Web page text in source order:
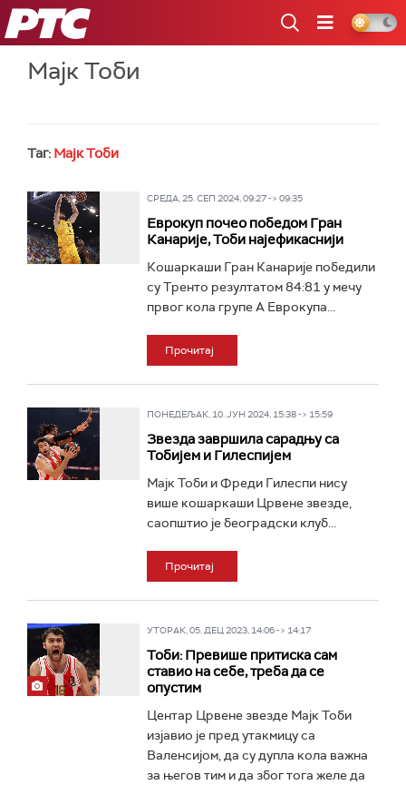
РТС
Мајк Тоби
Таг: Мајк Тоби
СРЕДА, 25. СЕП 2024, 09:27 -> 09:35
Еврокуп почео победом Гран
Канарије, Тоби најефикаснији
Кошаркаши Гран Канарије победили
су Тренто резултатом 84:81 у мечу
првог кола групе А Еврокупа...
Прочитај
ПОНЕДЕЉАК, 10. ЈУН 2024, 15:38 -> 15:59
Звезда завршила сарадњу са
Тобијем и Гилеспијем
Мајк Тоби и Фреди Гилеспи нису
више кошаркаши Црвене звезде,
саопштио је београдски клуб...
Прочитај
УТОРАК, 05. ДЕЦ 2023, 14:06 -> 14:17
Тоби: Превише притиска сам
ставио на себе, треба да се
опустим
Центар Црвене звезде Мајк Тоби
изјавио је пред утакмицу са
Валенсијом, да су дупла кола важна
за његов тим и да због тога желе да